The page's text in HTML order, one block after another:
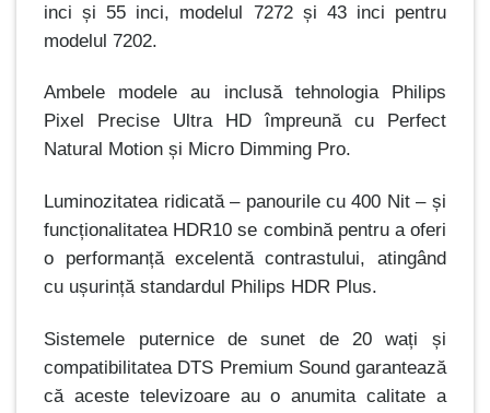
inci și 55 inci, modelul 7272 și 43 inci pentru
modelul 7202.
Ambele modele au inclusă tehnologia Philips
Pixel Precise Ultra HD împreună cu Perfect
Natural Motion și Micro Dimming Pro.
Luminozitatea ridicată – panourile cu 400 Nit – și
funcționalitatea HDR10 se combină pentru a oferi
o performanță excelentă contrastului, atingând
cu ușurință standardul Philips HDR Plus.
Sistemele puternice de sunet de 20 wați și
compatibilitatea DTS Premium Sound garantează
că aceste televizoare au o anumita calitate a